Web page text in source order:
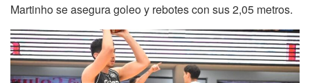
Martinho se asegura goleo y rebotes con sus 2,05 metros.